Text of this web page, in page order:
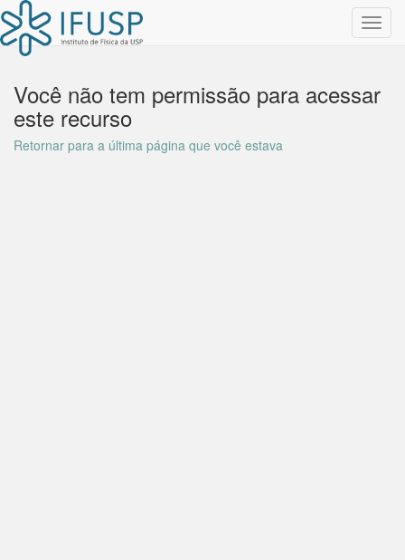
Você não tem permissão para acessar
este recurso
Retornar para a última página que você estava